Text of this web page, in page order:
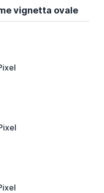
vignetta ovale